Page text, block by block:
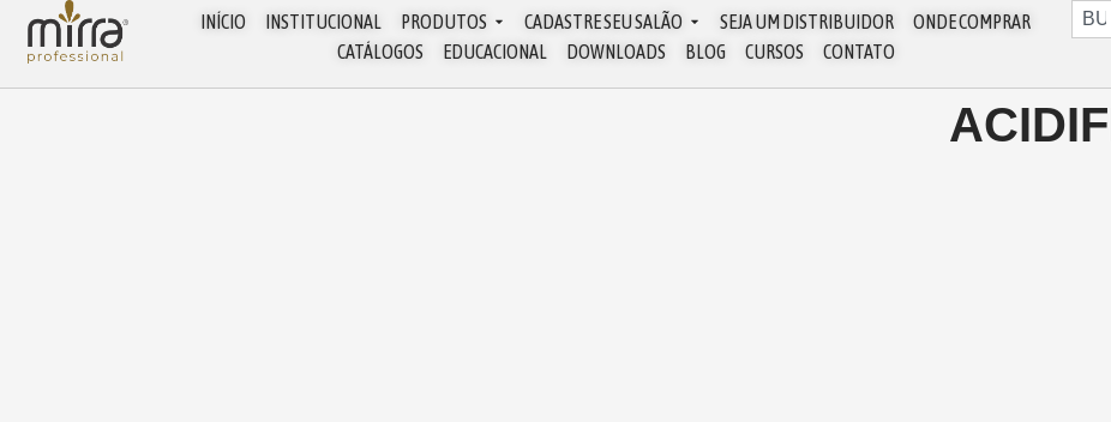
INÍCIO INSTITUCIONAL PRODUTOS CADASTRE SEU SALÃO SEJA UM DISTRIBUIDOR
ONDE COMPRAR
CATÁLOGOS
EDUCACIONAL DOWNLOADS BLOG CURSOS CONTATO